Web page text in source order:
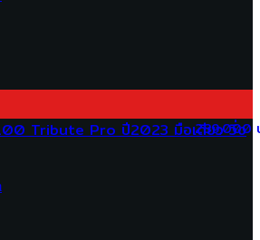
289,000
Tribute Pro ปี2023 มือเดียว วิ่ง